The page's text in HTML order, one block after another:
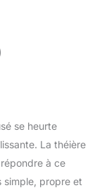
se heurte
La théière
à ce
simple, propre et